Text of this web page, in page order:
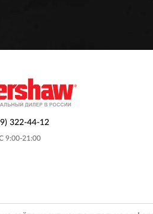
322-44-12
9:00-21:00